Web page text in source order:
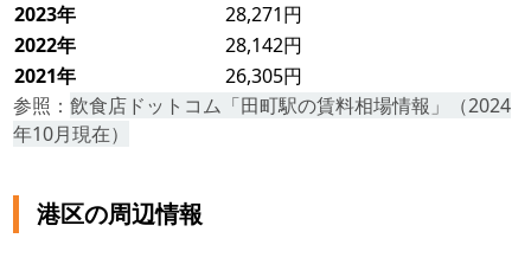
2023年
28,271円
2022年
28,142円
2021年
26,305円
参照：飲食店ドットコム「田町駅の賃料相場情報」（2024
年10月現在）
港区の周辺情報